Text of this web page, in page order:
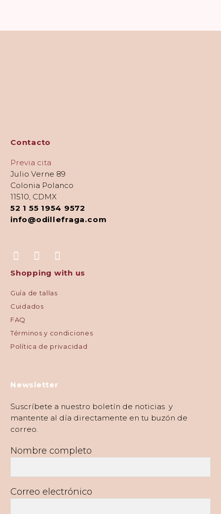
Contacto
Previa cita
Julio Verne 89
Colonia Polanco
11510, CDMX
52 1 55 1954 9572
info@odillefraga.com
Shopping with us
Guía de tallas
Cuidados
FAQ
Términos y condiciones
Política de privacidad
Newsletter
Suscríbete a nuestro boletín de noticias y
mantente al día directamente en tu buzón de
correo.
Nombre completo
Correo electrónico